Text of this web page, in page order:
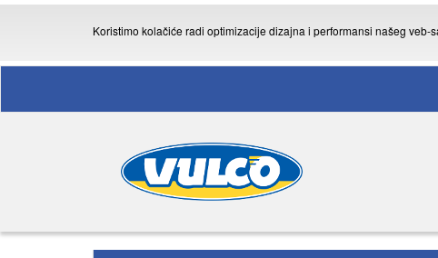
Koristimo kolačiće radi optimizacije dizajna i performansi našeg